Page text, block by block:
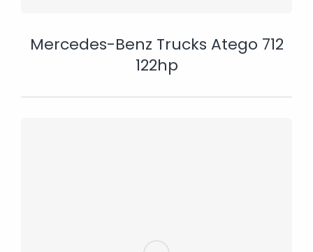
Mercedes-Benz Trucks Atego 712
122hp